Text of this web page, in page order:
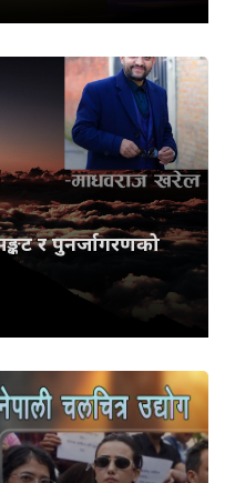
र पुनर्जागरणको